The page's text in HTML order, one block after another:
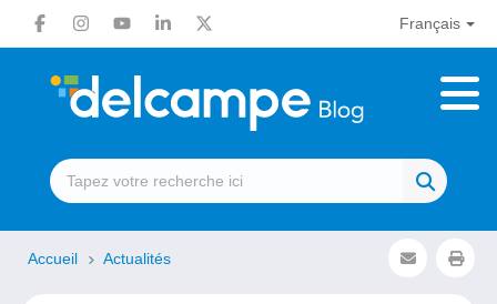
Français
Accueil Actualités